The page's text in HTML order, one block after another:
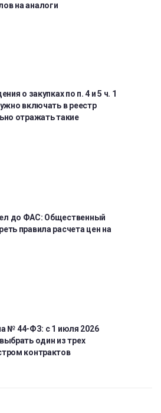
на аналоги
о закупках по п. 4 и 5 ч. 1
включать в реестр
отражать такие
до ФАС: Общественный
правила расчета цен на
№ 44-ФЗ: с 1 июля 2026
один из трех
контрактов